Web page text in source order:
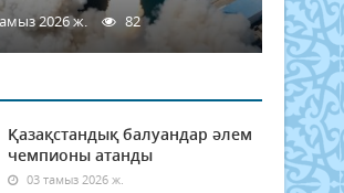
2026 ж. 82
Қазақстандық балуандар әлем
чемпионы атанды
03 тамыз 2026 ж.